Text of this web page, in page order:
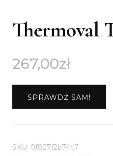
Thermoval
267,00zł
SPRAWDŹ SAM!
SKU: 0f827f2b74c7